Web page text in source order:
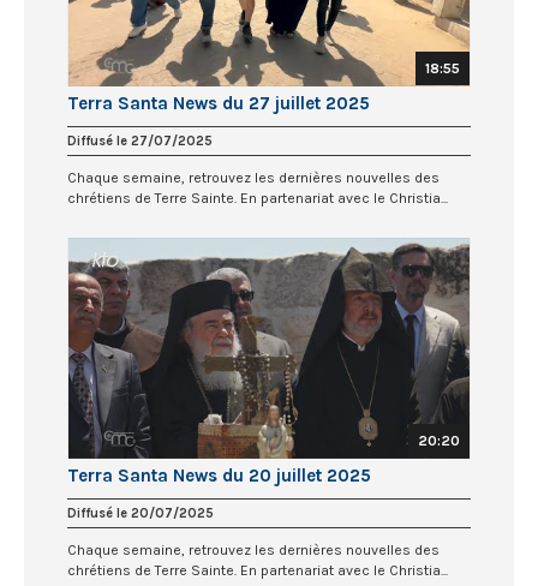
18:55
Terra Santa News du 27 juillet 2025
Diffusé le 27/07/2025
Chaque semaine, retrouvez les dernières nouvelles des
chrétiens de Terre Sainte. En partenariat avec le Christia...
20:20
Terra Santa News du 20 juillet 2025
Diffusé le 20/07/2025
Chaque semaine, retrouvez les dernières nouvelles des
chrétiens de Terre Sainte. En partenariat avec le Christia...